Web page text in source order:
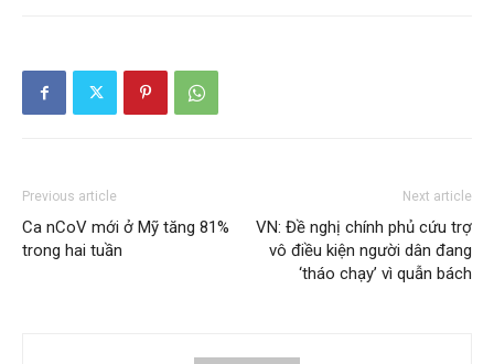
Previous article
Ca nCoV mới ở Mỹ tăng 81%
trong hai tuần
Next article
VN: Đề nghị chính phủ cứu trợ
vô điều kiện người dân đang
‘tháo chạy’ vì quẫn bách